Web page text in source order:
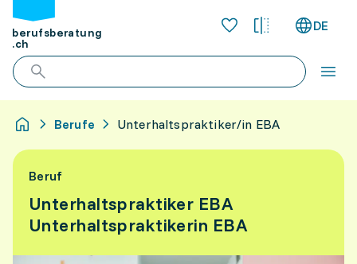
berufsberatung
.ch
DE
Berufe Unterhaltspraktiker/in EBA
Beruf
Unterhaltspraktiker EBA
Unterhaltspraktikerin EBA